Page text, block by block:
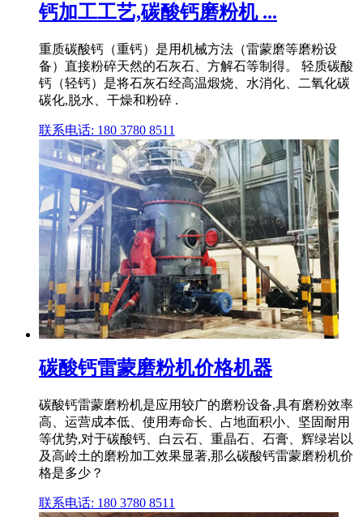
钙加工工艺,碳酸钙磨粉机 ...
重质碳酸钙（重钙）是用机械方法（雷蒙磨等磨粉设
备）直接粉碎天然的石灰石、方解石等制得。 轻质碳酸
钙（轻钙）是将石灰石经高温煅烧、水消化、二氧化碳
碳化,脱水、干燥和粉碎 .
联系电话: 180 3780 8511
碳酸钙雷蒙磨粉机价格机器
碳酸钙雷蒙磨粉机是应用较广的磨粉设备,具有磨粉效率
高、运营成本低、使用寿命长、占地面积小、坚固耐用
等优势,对于碳酸钙、白云石、重晶石、石膏、辉绿岩以
及高岭土的磨粉加工效果显著,那么碳酸钙雷蒙磨粉机价
格是多少？
联系电话: 180 3780 8511